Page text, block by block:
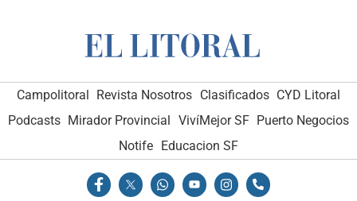
Campolitoral Revista Nosotros Clasificados CYD Litoral
Podcasts Mirador Provincial VivíMejor SF Puerto Negocios
Notife
Educacion SF